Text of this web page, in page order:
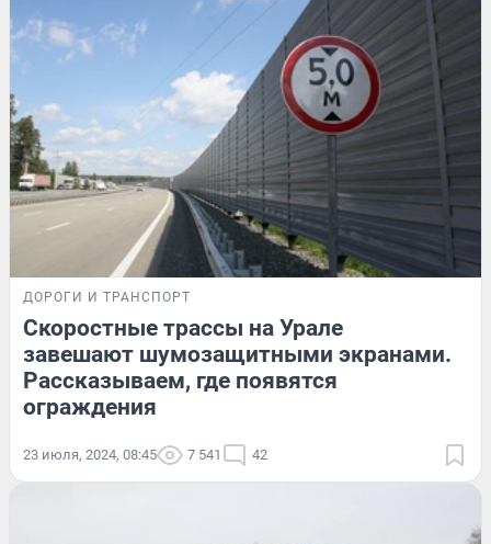
ДОРОГИ И ТРАНСПОРТ
Скоростные трассы на Урале
завешают шумозащитными экранами.
Рассказываем, где появятся
ограждения
23 июля, 2024, 08:45 7 541 42